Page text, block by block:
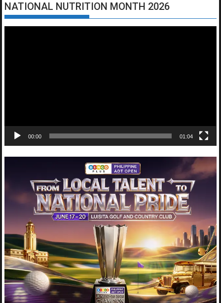
NATIONAL NUTRITION MONTH 2026
00:00 01:04